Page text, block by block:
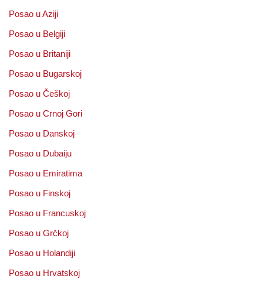
Posao u Aziji
Posao u Belgiji
Posao u Britaniji
Posao u Bugarskoj
Posao u Češkoj
Posao u Crnoj Gori
Posao u Danskoj
Posao u Dubaiju
Posao u Emiratima
Posao u Finskoj
Posao u Francuskoj
Posao u Grčkoj
Posao u Holandiji
Posao u Hrvatskoj